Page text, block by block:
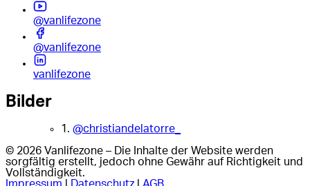
@vanlifezone
@vanlifezone
vanlifezone
Bilder
1. @christiandelatorre_
© 2026 Vanlifezone – Die Inhalte der Website werden
sorgfältig erstellt, jedoch ohne Gewähr auf Richtigkeit und
Vollständigkeit.